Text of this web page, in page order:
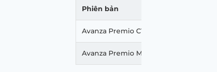
Phiên bản
Avanza Premio CVT
Avanza Premio MT